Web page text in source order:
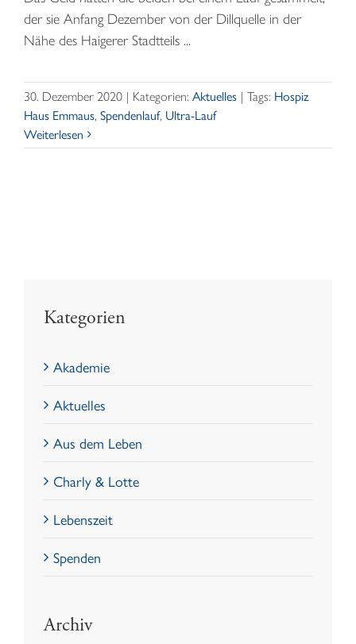
der sie Anfang Dezember von der Dillquelle in der
Nähe des Haigerer Stadtteils ...
30. Dezember 2020 | Kategorien: Aktuelles | Tags: Hospiz
Haus Emmaus, Spendenlauf, Ultra-Lauf
Weiterlesen
Kategorien
Akademie
Aktuelles
Aus dem Leben
Charly & Lotte
Lebenszeit
Spenden
Archiv